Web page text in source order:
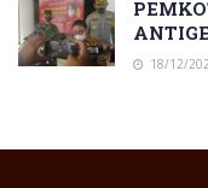
18/12/